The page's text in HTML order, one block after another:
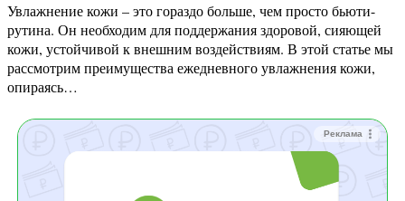
Увлажнение кожи – это гораздо больше, чем просто бьюти-
рутина. Он необходим для поддержания здоровой, сияющей
кожи, устойчивой к внешним воздействиям. В этой статье мы
рассмотрим преимущества ежедневного увлажнения кожи,
опираясь…
Реклама